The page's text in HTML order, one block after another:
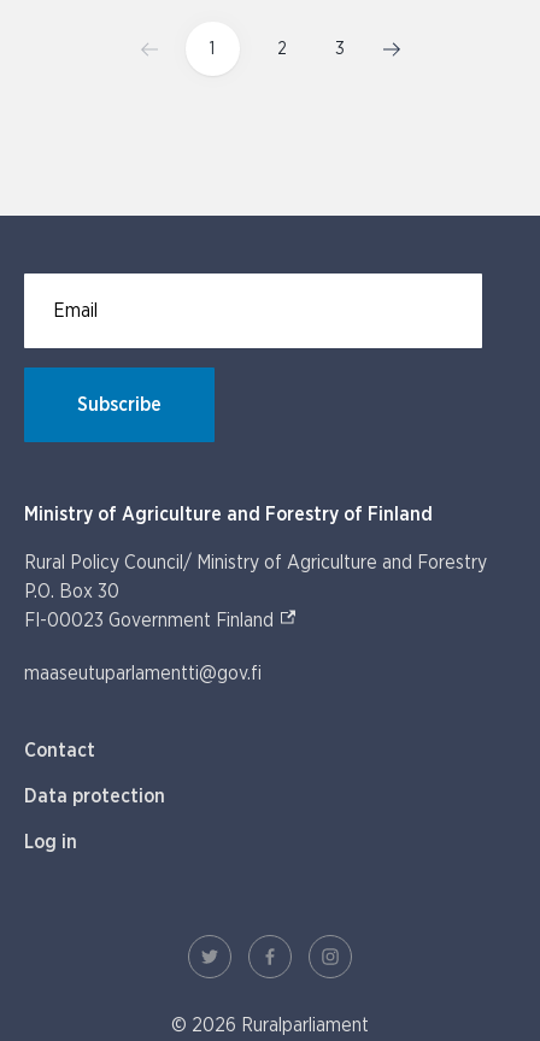
1 2 3
Subscribe
Ministry of Agriculture and Forestry of Finland
Rural Policy Council/ Ministry of Agriculture and Forestry
P.O. Box 30
FI-00023 Government Finland (External link)
maaseutuparlamentti@gov.fi
Contact
Data protection
Log in
© 2026 Ruralparliament